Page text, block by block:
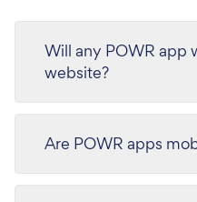
Will any POWR app
website?
Are POWR apps